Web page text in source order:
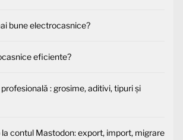
bune electrocasnice?
eficiente?
: grosime, aditivi, tipuri și
contul Mastodon: export, import, migrare